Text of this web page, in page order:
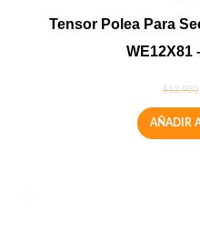
Tensor Polea Para
WE12X81
$12.980
AÑADIR